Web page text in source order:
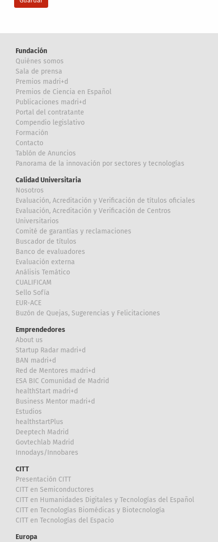
Fundación
Quiénes somos
Sala de prensa
Premios madri+d
Premios de Ciencia en Español
Publicaciones madri+d
Portal del contratante
Compendio legislativo
Formación
Contacto
Tablón de Anuncios
Panorama de la innovación por sectores y tecnologías
Calidad Universitaria
Nosotros
Evaluación, Acreditación y Verificación de títulos oficiales
Evaluación, Acreditación y Verificación de Centros
Universitarios
Comité de garantías y reclamaciones
Buscador de títulos
Banco de evaluadores
Evaluación externa
Análisis Temático
CUALIFICAM
Sello Sofía
EUR-ACE
Buzón de Quejas, Sugerencias y Felicitaciones
Emprendedores
About us
Startup Radar madri+d
BAN madri+d
Red de Mentores madri+d
ESA BIC Comunidad de Madrid
healthStart madri+d
Business Mentor madri+d
Estudios
healthstartPlus
Deeptech Madrid
Govtechlab Madrid
Innodays/Innobares
CITT
Presentación CITT
CITT en Semiconductores
CITT en Humanidades Digitales y Tecnologías del Español
CITT en Tecnologías Biomédicas y Biotecnología
CITT en Tecnologías del Espacio
Europa